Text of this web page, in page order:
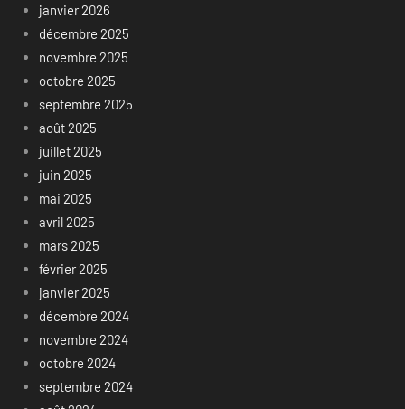
janvier 2026
décembre 2025
novembre 2025
octobre 2025
septembre 2025
août 2025
juillet 2025
juin 2025
mai 2025
avril 2025
mars 2025
février 2025
janvier 2025
décembre 2024
novembre 2024
octobre 2024
septembre 2024